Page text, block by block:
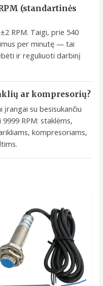
(standartinės
RPM. Taigi, prie 540
per minutę — tai
ir reguliuoti darbinį
ar kompresorių?
su besisukančiu
RPM: staklėms,
kompresoriams,